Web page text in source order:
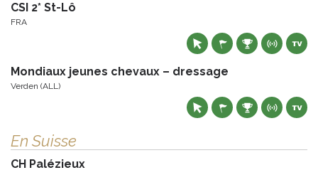
CSI 2* St-Lô
FRA
Mondiaux jeunes chevaux – dressage
Verden (ALL)
En Suisse
CH Palézieux